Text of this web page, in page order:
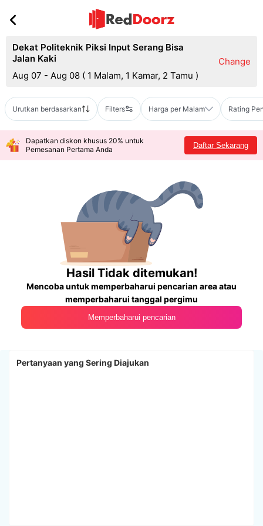
Dekat Politeknik Piksi Input Serang Bisa
Jalan Kaki
Aug 07 - Aug 08 ( 1 Malam, 1 Kamar, 2 Tamu )
Change
Urutkan berdasarkan Filters Harga per Malam Rating
Dapatkan diskon khusus 20% untuk
Pemesanan Pertama Anda
Daftar Sekarang
Hasil Tidak ditemukan!
Mencoba untuk memperbaharui pencarian area atau
memperbaharui tanggal pergimu
Memperbaharui pencarian
Pertanyaan yang Sering Diajukan